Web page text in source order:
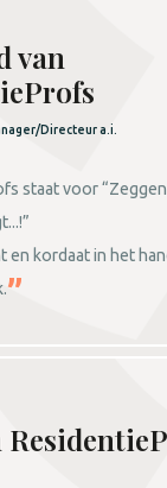
van
Directeur a.i.
staat voor
en kordaat in het